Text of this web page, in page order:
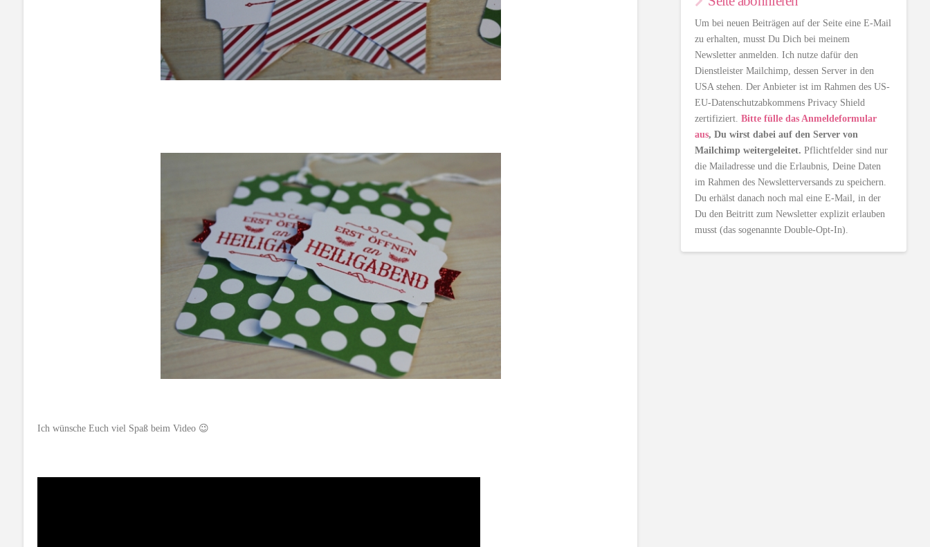
Ich wünsche Euch viel Spaß beim Video 😉
Um bei neuen Beiträgen auf der Seite eine E-Mail
zu erhalten, musst Du Dich bei meinem
Newsletter anmelden. Ich nutze dafür den
Dienstleister Mailchimp, dessen Server in den
USA stehen. Der Anbieter ist im Rahmen des US-
EU-Datenschutzabkommens Privacy Shield
zertifiziert.Bitte fülle das Anmeldeformular
aus, Du wirst dabei auf den Server von
Mailchimp weitergeleitet. Pflichtfelder sind nur
die Mailadresse und die Erlaubnis, Deine Daten
im Rahmen des Newsletterversands zu speichern.
Du erhälst danach noch mal eine E-Mail, in der
Du den Beitritt zum Newsletter explizit erlauben
musst (das sogenannte Double-Opt-In).